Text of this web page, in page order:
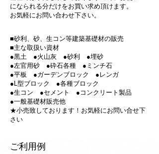
■砂利、砂、生コン等建築基礎材の販売
■主な取扱い資材
●黒土 ●火山灰 ●砂利 ●埋砂
●左官用砂 ●砕石各種 ●ミンチ石
●平板 ●ガーデンブロック ●レンガ
●L型ブロック ●各種ブロック
●生コン ●セメント ●コンクリート製品
●一般基礎材販売他
★小売致しております！お気軽にお問い合せ下
さい
になられる分だけをお買い求め頂けます。
お気軽にお問い合わせ下さい。
ご利用例